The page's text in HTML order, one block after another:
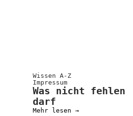
Wissen A-Z
Impressum
Was nicht fehlen
darf
Mehr lesen →